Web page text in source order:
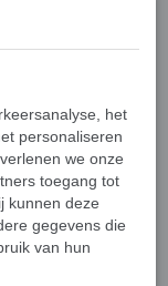
hoogglans glazuur.
voor alle
op diverse
kleuren mix en op
het
personaliseren
we onze
toegang tot
kunnen deze
gegevens die
van hun